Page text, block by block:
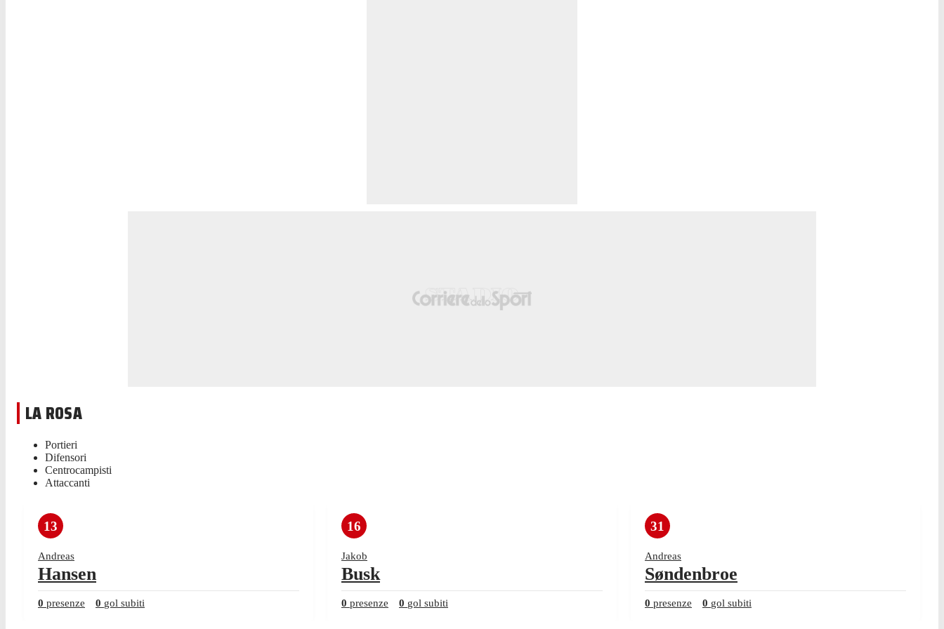
LA ROSA
Portieri
Difensori
Centrocampisti
Attaccanti
13
Andreas
Hansen
0 presenze 0 gol subiti
16
Jakob
Busk
0 presenze 0 gol subiti
31
Andreas
Søndenbroe
0 presenze 0 gol subiti